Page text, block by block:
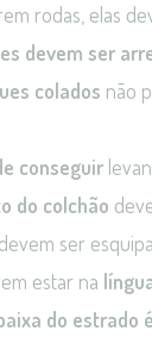
rodas, elas
devem ser
colados não
conseguir
do colchão
devem ser
estar na
do estrado